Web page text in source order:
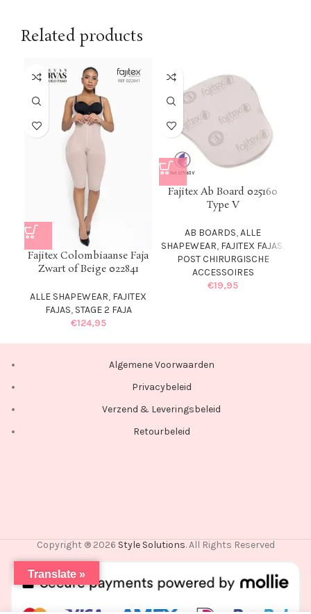
Related products
Fajitex Colombiaanse Faja
Zwart of Beige 022841
ALLE SHAPEWEAR, FAJITEX
FAJAS, STAGE 2 FAJA
€124,95
Fajitex Ab Board 025160
Type V
AB BOARDS,ALLE
SHAPEWEAR, FAJITEX FAJAS
POST CHIRURGISCHE
ACCESSOIRES
€19,95
Algemene Voorwaarden
Privacybeleid
Verzend & Leveringsbeleid
Retourbeleid
Copyright ® 2026 Style Solutions. All Rights Reserved
Translate »